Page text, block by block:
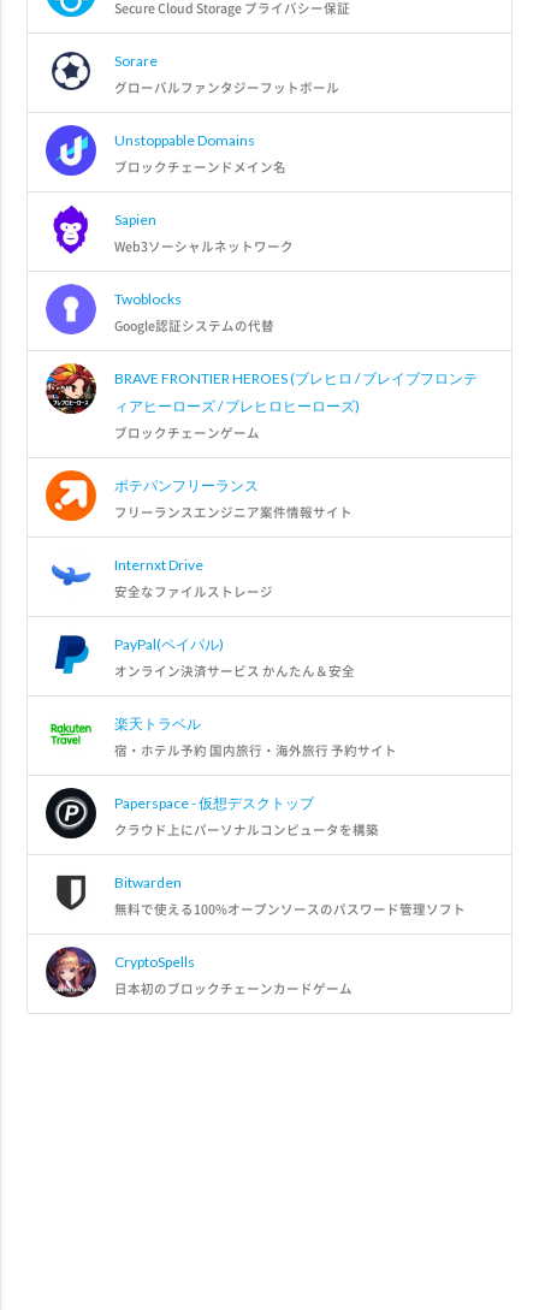
Secure Cloud Storage プライバシー保証
Sorare
グローバルファンタジーフットボール
Unstoppable Domains
ブロックチェーンドメイン名
Sapien
Web3ソーシャルネットワーク
Twoblocks
Google認証システムの代替
BRAVE FRONTIER HEROES (ブレヒロ / ブレイブフロンテ
ィアヒーローズ / ブレヒロヒーローズ)
ブロックチェーンゲーム
ポテパンフリーランス
フリーランスエンジニア案件情報サイト
Internxt Drive
安全なファイルストレージ
PayPal(ペイパル)
オンライン決済サービス かんたん＆安全
楽天トラベル
宿・ホテル予約 国内旅行・海外旅行 予約サイト
Paperspace - 仮想デスクトップ
クラウド上にパーソナルコンピュータを構築
Bitwarden
無料で使える100%オープンソースのパスワード管理ソフト
CryptoSpells
日本初のブロックチェーンカードゲーム